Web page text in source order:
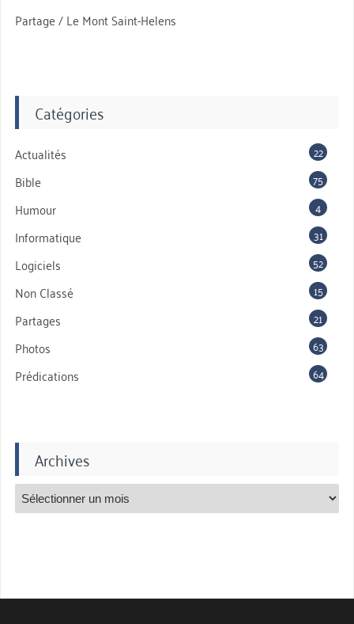
Partage / Le Mont Saint-Helens
Catégories
Actualités 22
Bible 75
Humour 4
Informatique 31
Logiciels 52
Non Classé 15
Partages 21
Photos 63
Prédications 64
Archives